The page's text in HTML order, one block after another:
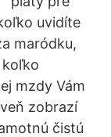
uvidíte
maródku,
koľko
mzdy Vám
zobrazí
čistú